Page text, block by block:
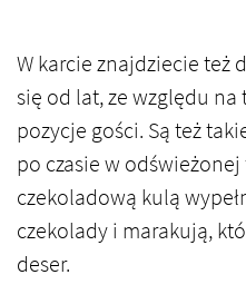
W karcie znajdziecie też
się od lat, ze względu
pozycje gości. Są też
po czasie w odświeżonej
czekoladową kulą
czekolady i marakują,
deser.